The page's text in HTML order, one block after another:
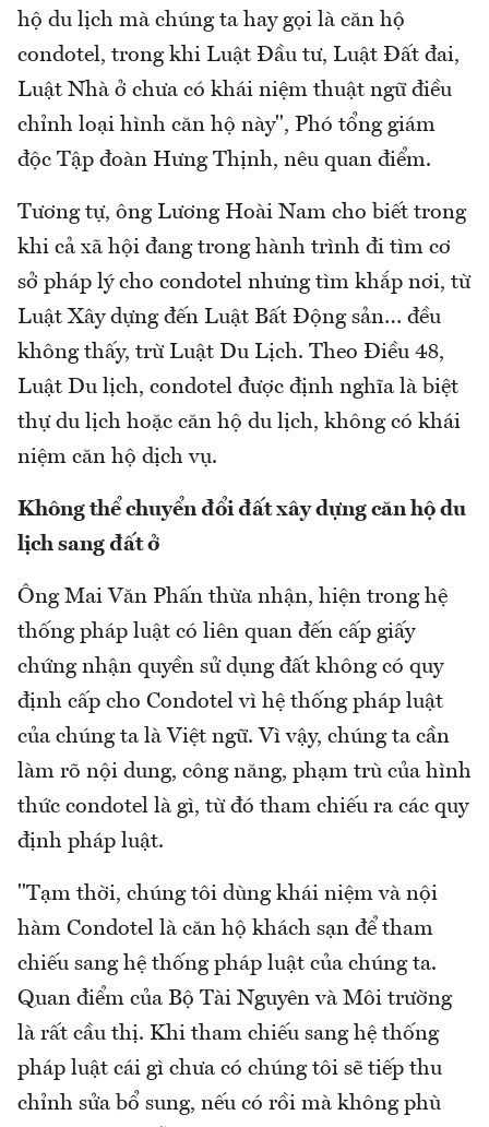
hộ du lịch mà chúng ta hay gọi là căn hộ
condotel, trong khi Luật Đầu tư, Luật Đất đai,
Luật Nhà ở chưa có khái niệm thuật ngữ điều
chỉnh loại hình căn hộ này", Phó tổng giám
độc Tập đoàn Hưng Thịnh, nêu quan điểm.
Tương tự, ông Lương Hoài Nam cho biết trong
khi cả xã hội đang trong hành trình đi tìm cơ
sở pháp lý cho condotel nhưng tìm khắp nơi, từ
Luật Xây dựng đến Luật Bất Động sản… đều
không thấy, trừ Luật Du Lịch. Theo Điều 48,
Luật Du lịch, condotel được định nghĩa là biệt
thự du lịch hoặc căn hộ du lịch, không có khái
niệm căn hộ dịch vụ.
Không thể chuyển đổi đất xây dựng căn hộ du
lịch sang đất ở
Ông Mai Văn Phấn thừa nhận, hiện trong hệ
thống pháp luật có liên quan đến cấp giấy
chứng nhận quyền sử dụng đất không có quy
định cấp cho Condotel vì hệ thống pháp luật
của chúng ta là Việt ngữ. Vì vậy, chúng ta cần
làm rõ nội dung, công năng, phạm trù của hình
thức condotel là gì, từ đó tham chiếu ra các quy
định pháp luật.
"Tạm thời, chúng tôi dùng khái niệm và nội
hàm Condotel là căn hộ khách sạn để tham
chiếu sang hệ thống pháp luật của chúng ta.
Quan điểm của Bộ Tài Nguyên và Môi trường
là rất cầu thị. Khi tham chiếu sang hệ thống
pháp luật cái gì chưa có chúng tôi sẽ tiếp thu
chỉnh sửa bổ sung, nếu có rồi mà không phù